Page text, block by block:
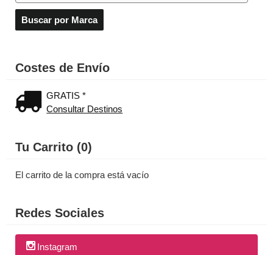
Costes de Envío
GRATIS *
Consultar Destinos
Tu Carrito (0)
El carrito de la compra está vacío
Redes Sociales
Instagram